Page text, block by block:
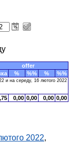
offer
% %% % %%
и на середу, 16 лютого 2022
0,00 0,00 0,00 0,00
2022,